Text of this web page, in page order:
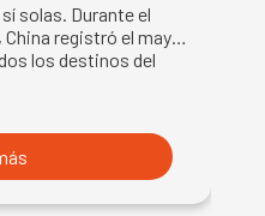
solas. Durante el
registró el mayor
los destinos del